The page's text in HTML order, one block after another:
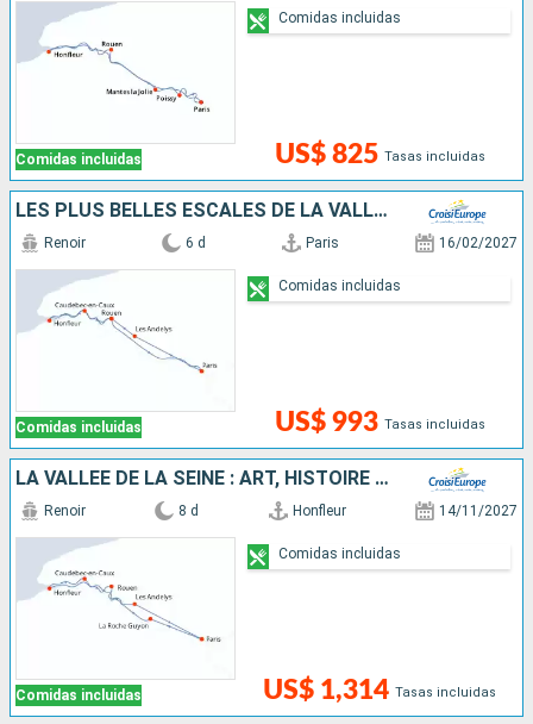
Comidas incluidas US$ 825 Tasas incluidas
Comidas incluidas
LES PLUS BELLES ESCALES DE LA VALLÉE DE LA SEINE
Comidas incluidas
Renoir 6 d Paris 16/02/2027
US$ 993 Tasas incluidas
Comidas incluidas
LA VALLÉE DE LA SEINE : ART, HISTOIRE ET NATURE
Comidas incluidas
Renoir 8 d Honfleur 14/11/2027
US$ 1,314 Tasas incluidas
Comidas incluidas